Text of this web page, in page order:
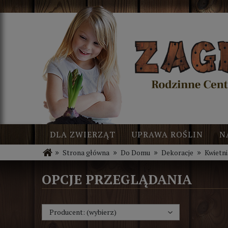
DLA ZWIERZĄT UPRAWA ROŚLIN
BLOG
NOWOŚCI
» Strona główna » Do Domu » Dekoracje »
OPCJE PRZEGLĄDANIA
Producent: (wybierz)